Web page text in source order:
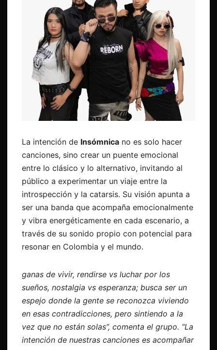
La intención de Insómnica no es solo hacer
canciones, sino crear un puente emocional
entre lo clásico y lo alternativo, invitando al
público a experimentar un viaje entre la
introspección y la catarsis. Su visión apunta a
ser una banda que acompaña emocionalmente
y vibra energéticamente en cada escenario, a
través de su sonido propio con potencial para
resonar en Colombia y el mundo.
ganas de vivir, rendirse vs luchar por los
sueños, nostalgia vs esperanza; busca ser un
espejo donde la gente se reconozca viviendo
en esas contradicciones, pero sintiendo a la
vez que no están solas”, comenta el grupo. “La
intención de nuestras canciones es acompañar